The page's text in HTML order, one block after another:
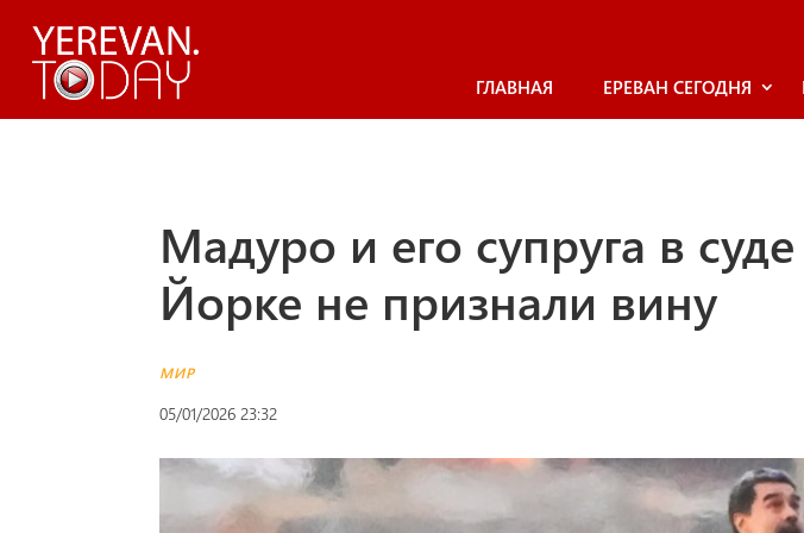
ГЛАВНАЯ ЕРЕВАН СЕГОДНЯ
Мадуро и его супруга в
Йорке не признали вину
МИР
05/01/2026 23:32